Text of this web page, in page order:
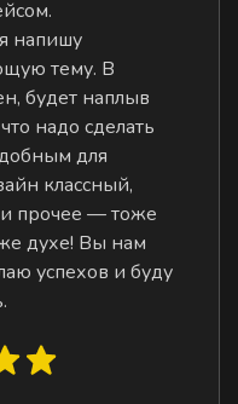
напишу
тему. В
будет наплыв
надо сделать
для
классный,
прочее — тоже
духе! Вы нам
успехов и буду